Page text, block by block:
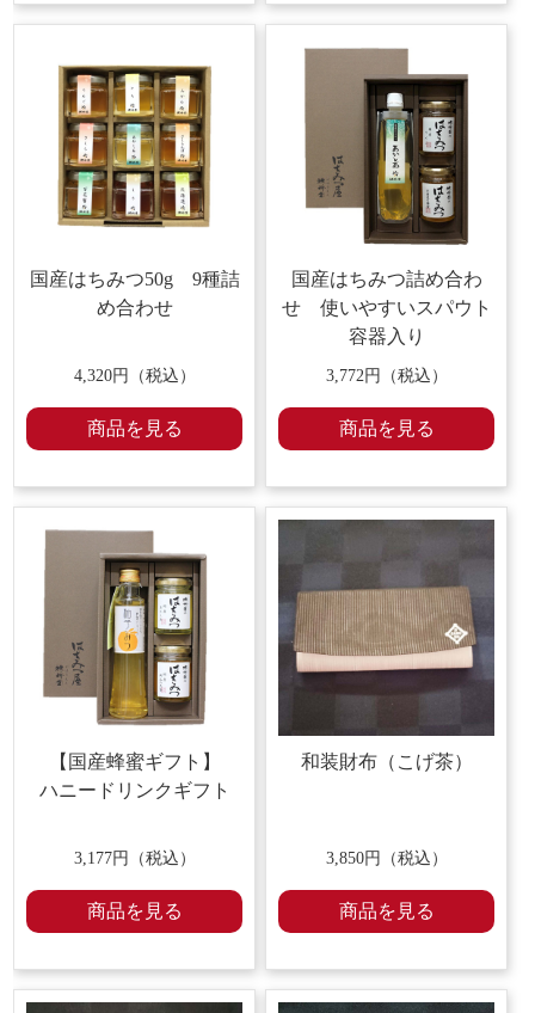
国産はちみつ50g 9種詰
め合わせ
4,320円（税込）
商品を見る
国産はちみつ詰め合わ
せ 使いやすいスパウト
容器入り
3,772円（税込）
商品を見る
【国産蜂蜜ギフト】
ハニードリンクギフト
3,177円（税込）
商品を見る
和装財布（こげ茶）
3,850円（税込）
商品を見る